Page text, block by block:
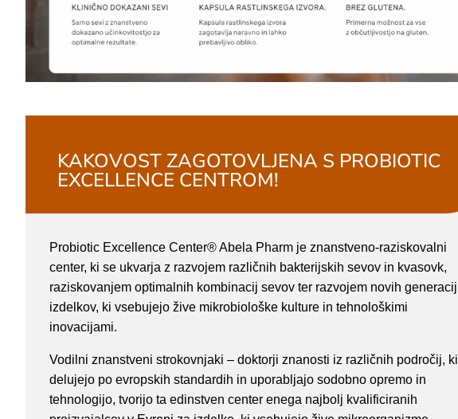
KAKOVOST ZAGOTOVLJENA S PROBIOTIC
EXCELLENCE CENTROM!
Probiotic Excellence Center® Abela Pharm je znanstveno-raziskovalni
center, ki se ukvarja z razvojem različnih bakterijskih sevov in kvasovk,
raziskovanjem optimalnih kombinacij sevov ter razvojem novih generacij
izdelkov, ki vsebujejo žive mikrobiološke kulture in tehnološkimi
inovacijami.
Vodilni znanstveni strokovnjaki – doktorji znanosti iz različnih področij, ki
delujejo po evropskih standardih in uporabljajo sodobno opremo in
tehnologijo, tvorijo ta edinstven center enega najbolj kvalificiranih